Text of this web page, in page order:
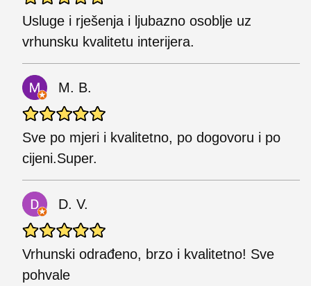
Usluge i rješenja i ljubazno osoblje uz
vrhunsku kvalitetu interijera.
M. B.
Sve po mjeri i kvalitetno, po dogovoru i po
cijeni.Super.
D. V.
Vrhunski odrađeno, brzo i kvalitetno! Sve
pohvale